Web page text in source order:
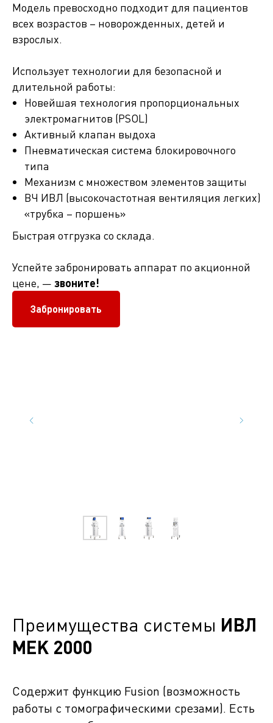
Модель превосходно подходит для пациентов
всех возрастов – новорожденных, детей и
взрослых.
Использует технологии для безопасной и
длительной работы:
Новейшая технология пропорциональных
электромагнитов (PSOL)
Активный клапан выдоха
Пневматическая система блокировочного
типа
Механизм с множеством элементов защиты
ВЧ ИВЛ (высокочастотная вентиляция легких)
«трубка – поршень»
Быстрая отгрузка со склада.
Успейте забронировать аппарат по акционной
цене, — звоните!
Забронировать
Преимущества системы ИВЛ
MEK 2000
Содержит функцию Fusion (возможность
работы с томографическими срезами). Есть